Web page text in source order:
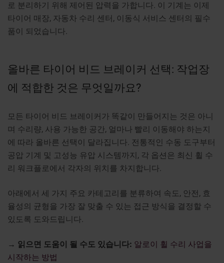
로 분리하기 위해 제어된 압력을 가합니다. 이 기계는 이제
타이어 매장, 자동차 수리 센터, 이동식 서비스 센터의 필수
품이 되었습니다.
올바른 타이어 비드 브레이커 선택: 작업장
에 적합한 것은 무엇일까요?
모든 타이어 비드 브레이커가 똑같이 만들어지는 것은 아니
며 수리량, 사용 가능한 공간, 얼마나 빨리 이동해야 하는지
에 따라 올바른 선택이 달라집니다. 전통적인 수동 도구부터
공압 기계 및 고성능 유압 시스템까지, 각 옵션은 최신 휠 수
리 워크플로에서 각자의 위치를 차지합니다.
아래에서 세 가지 주요 카테고리를 분류하여 속도, 안전, 효
율성의 균형을 가장 잘 맞출 수 있는 접근 방식을 결정할 수
있도록 도와드립니다.
→ 읽으면 도움이 될 수도 있습니다: 알로이 휠 수리 사업을
시작하는 방법